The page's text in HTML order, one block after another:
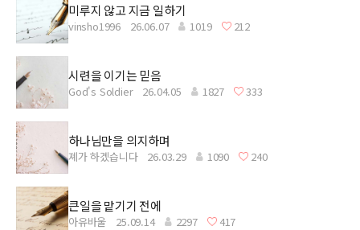
미루지 않고 지금 일하기
vinsho1996 26.06.07 1019 212
시련을 이기는 믿음
God's Soldier 26.04.05 1827 333
하나님만을 의지하며
졔가 하겠습니다 26.03.29 1090 240
큰일을 맡기기 전에
아유바울 25.09.14 2297 417